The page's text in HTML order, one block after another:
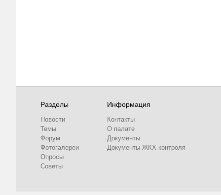
Разделы
Новости
Темы
Форум
Фотогалереи
Опросы
Советы
Информация
Контакты
О палате
Документы
Документы ЖКХ-контроля